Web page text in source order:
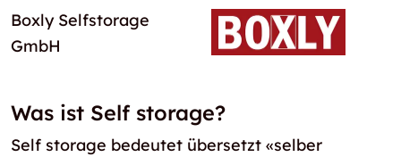
Boxly Selfstorage
GmbH
Was ist Self storage?
Self storage bedeutet übersetzt «selber